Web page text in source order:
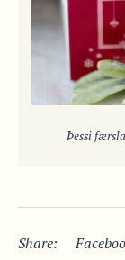
Þessi
Share: